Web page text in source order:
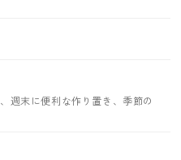
週末に便利な作り置き、季節の